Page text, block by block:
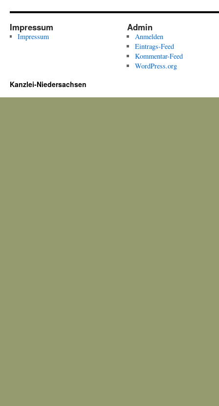
Impressum
Impressum
Admin
Anmelden
Eintrags-Feed
Kommentar-Feed
WordPress.org
Kanzlei-Niedersachsen